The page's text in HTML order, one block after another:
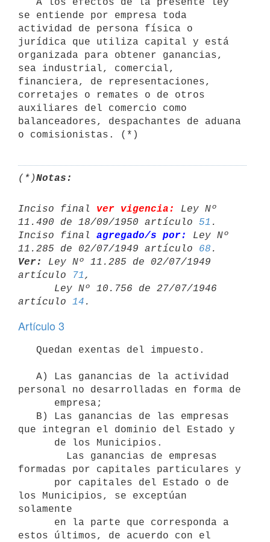
se entiende por empresa toda
actividad de persona física o
jurídica que utiliza capital y está
organizada para obtener ganancias,
sea industrial, comercial,
financiera, de representaciones,
corretajes o remates o de otros
auxiliares del comercio como
balanceadores, despachantes de aduana
(*)Notas:
Inciso final ver vigencia:
Ley Nº
11.490 de 18/09/1950 artículo 51 .
Inciso final agregado/s por:
Ley Nº
11.285 de 02/07/1949 artículo 68
Ver:
Ley Nº 11.285 de 02/07/1949
artículo
71 ,
artículo 14
Artículo 3
personal no desarrolladas en forma de
que integran el dominio del Estado y
formadas por capitales particulares y
los Municipios, se exceptúan
solamente
estos últimos, de acuerdo con el